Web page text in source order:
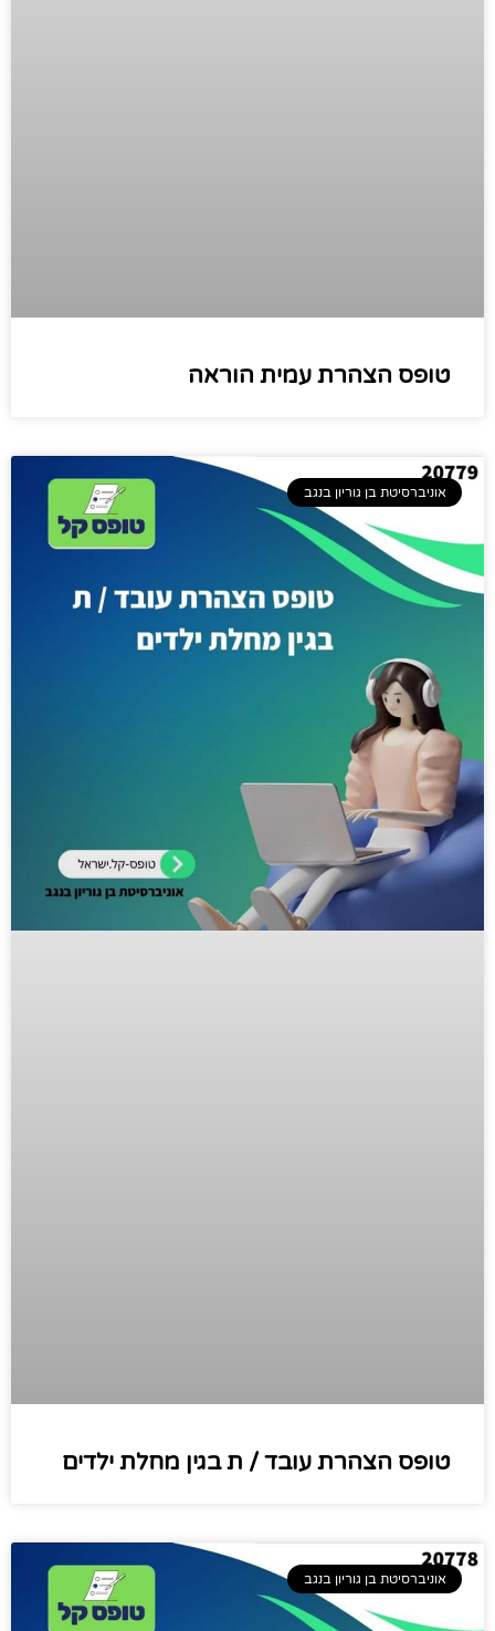
טופס הצהרת עמית הוראה​
אוניברסיטת בן גוריון בנגב
טופס הצהרת עובד / ת בגין מחלת ילדים
אוניברסיטת בן גוריון בנגב